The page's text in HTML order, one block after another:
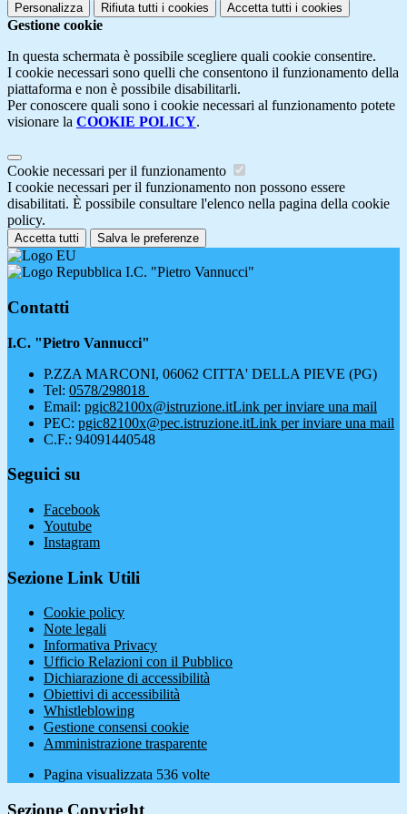
Personalizza Rifiuta tutti i cookies Accetta tutti i cookies
Gestione cookie
In questa schermata è possibile scegliere quali cookie consentire.
I cookie necessari sono quelli che consentono il funzionamento della
piattaforma e non è possibile disabilitarli.
Per conoscere quali sono i cookie necessari al funzionamento potete
visionare la COOKIE POLICY.
Cookie necessari per il funzionamento
I cookie necessari per il funzionamento non possono essere
disabilitati. È possibile consultare l'elenco nella pagina della cookie
policy.
Accetta tutti Salva le preferenze
I.C. "Pietro Vannucci"
Contatti
I.C. "Pietro Vannucci"
P.ZZA MARCONI, 06062 CITTA' DELLA PIEVE (PG)
Tel: 0578/298018
Email: pgic82100x@istruzione.itLink per inviare una mail
PEC: pgic82100x@pec.istruzione.itLink per inviare una mail
C.F.: 94091440548
Seguici su
Facebook
Youtube
Instagram
Sezione Link Utili
Cookie policy
Note legali
Informativa Privacy
Ufficio Relazioni con il Pubblico
Dichiarazione di accessibilità
Obiettivi di accessibilità
Whistleblowing
Gestione consensi cookie
Amministrazione trasparente
Pagina visualizzata 536 volte
Sezione Copyright